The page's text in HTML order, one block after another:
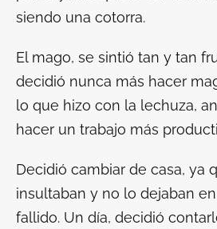
siendo una cotorra.
El mago, se sintió tan y tan
decidió nunca más hacer
lo que hizo con la lechuza,
hacer un trabajo más
Decidió cambiar de casa, ya
insultaban y no lo dejaban
fallido. Un día, decidió